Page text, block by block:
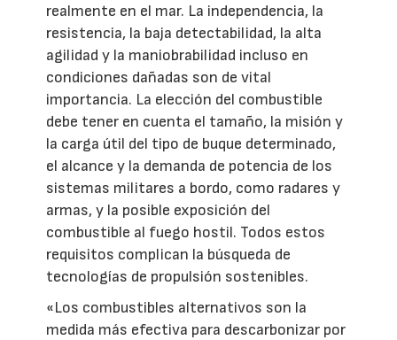
realmente en el mar. La independencia, la
resistencia, la baja detectabilidad, la alta
agilidad y la maniobrabilidad incluso en
condiciones dañadas son de vital
importancia. La elección del combustible
debe tener en cuenta el tamaño, la misión y
la carga útil del tipo de buque determinado,
el alcance y la demanda de potencia de los
sistemas militares a bordo, como radares y
armas, y la posible exposición del
combustible al fuego hostil. Todos estos
requisitos complican la búsqueda de
tecnologías de propulsión sostenibles.
«Los combustibles alternativos son la
medida más efectiva para descarbonizar por